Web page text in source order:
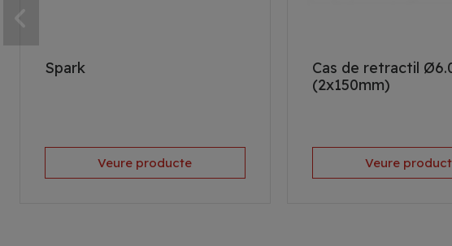
Spark
Veure producte
Cas de retractil
(2x150mm)
Veure